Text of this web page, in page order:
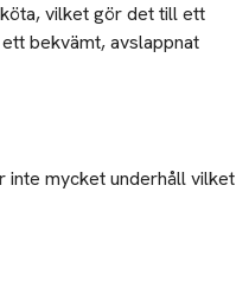
vilket gör det till ett
bekvämt, avslappnat
inte mycket underhåll vilket